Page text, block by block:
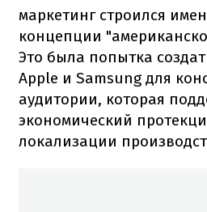
маркетинг строился
концепции
Это была попытка
Apple и Samsung для
аудитории, которая
экономический
локализации